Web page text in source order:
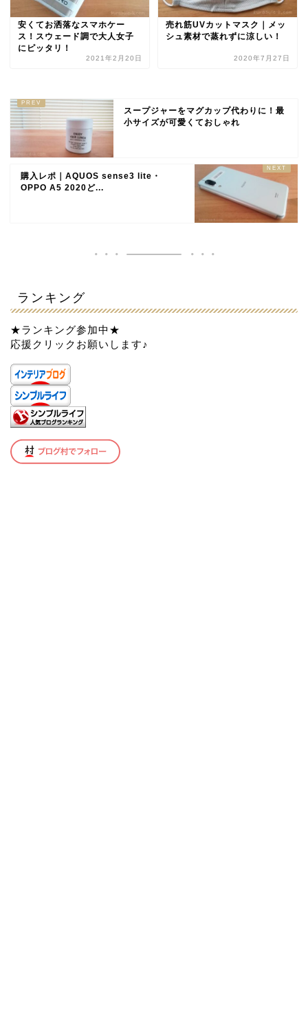
安くてお洒落なスマホケー
ス！スウェード調で大人女子
にピッタリ！
2021年2月20日
売れ筋UVカットマスク｜メッ
シュ素材で蒸れずに涼しい！
2020年7月27日
スープジャーをマグカップ代わりに！最
小サイズが可愛くておしゃれ
購入レポ｜AQUOS sense3 lite・
OPPO A5 2020ど...
ランキング
★ランキング参加中★
応援クリックお願いします♪